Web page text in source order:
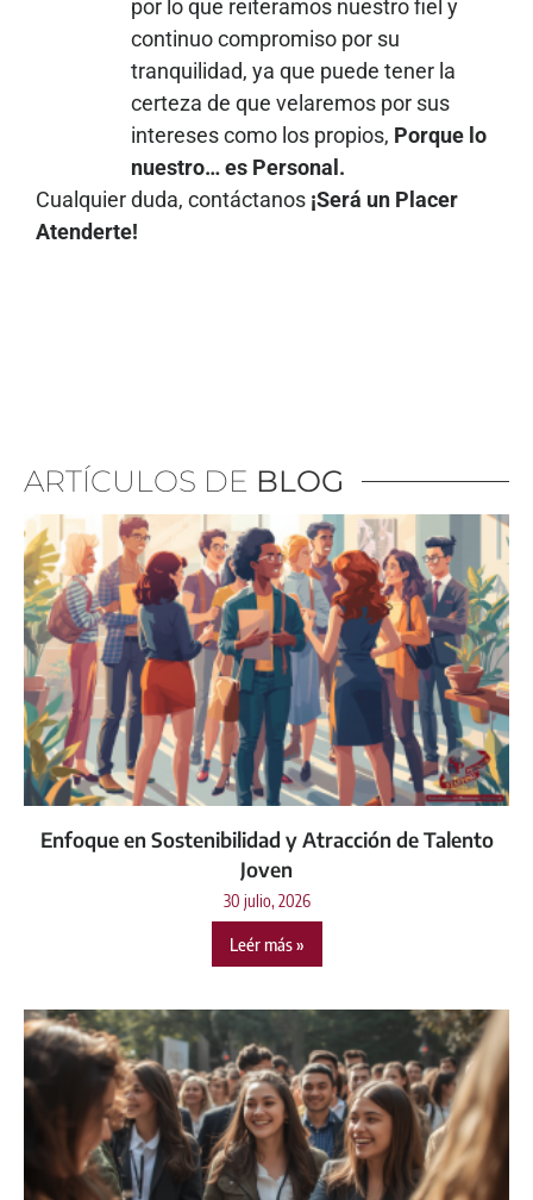
por lo que reiteramos nuestro fiel y
continuo compromiso por su
tranquilidad, ya que puede tener la
certeza de que velaremos por sus
intereses como los propios, Porque lo
nuestro… es Personal.
Cualquier duda, contáctanos ¡Será un Placer
Atenderte!
ARTÍCULOS DE BLOG
Enfoque en Sostenibilidad y Atracción de Talento
Joven
30 julio, 2026
Leér más »